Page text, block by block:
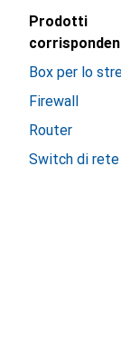
Prodotti
Box per lo
Firewall
Router
Switch di rete